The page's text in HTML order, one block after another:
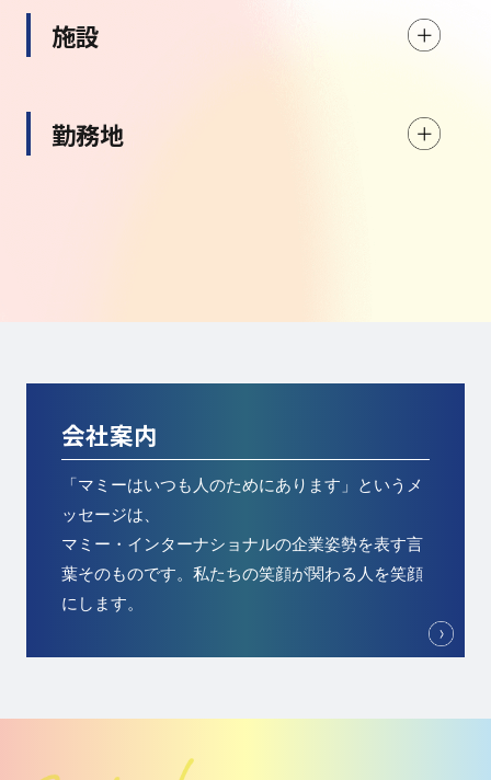
施設
勤務地
会社案内
「マミーはいつも人のためにあります」というメ
ッセージは、
マミー・インターナショナルの企業姿勢を表す言
葉そのものです。私たちの笑顔が関わる人を笑顔
にします。